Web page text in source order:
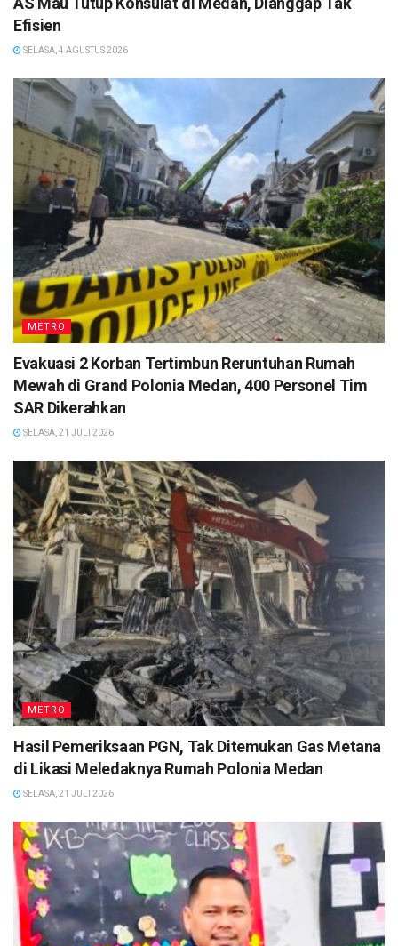
Efisien
SELASA, 4 AGUSTUS 2026
METRO
Evakuasi 2 Korban Tertimbun Reruntuhan Rumah
Mewah di Grand Polonia Medan, 400 Personel Tim
SAR Dikerahkan
SELASA, 21 JULI 2026
METRO
Hasil Pemeriksaan PGN, Tak Ditemukan Gas Metana
di Likasi Meledaknya Rumah Polonia Medan
SELASA, 21 JULI 2026